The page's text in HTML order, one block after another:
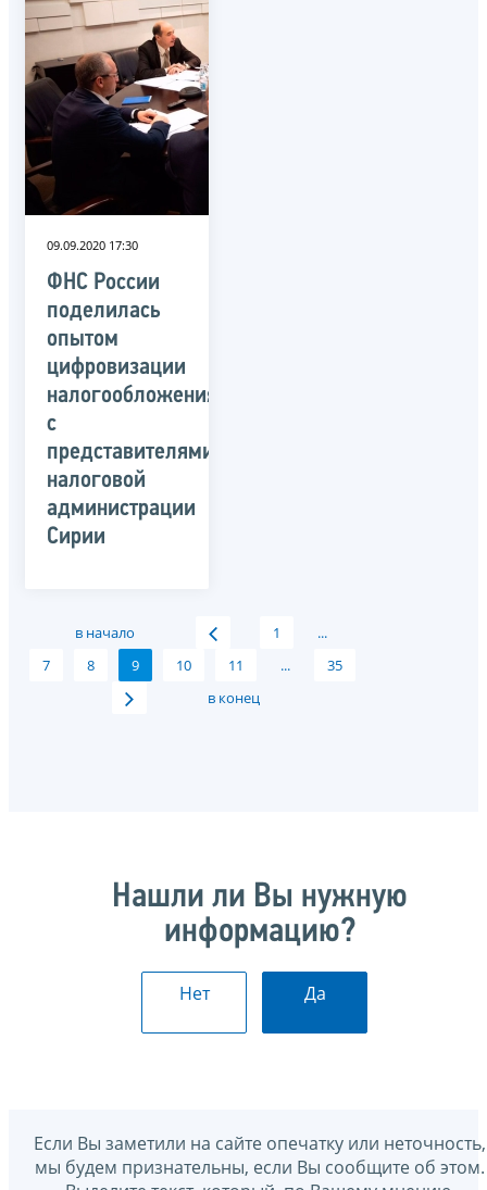
09.09.2020 17:30
ФНС России
поделилась
опытом
цифровизации
налогообложения
с
представителями
налоговой
администрации
Сирии
в начало 1
...
7
8 9 10 11 ...
35
в конец
Нашли ли Вы нужную
информацию?
Нет Да
Если Вы заметили на сайте опечатку или неточность,
мы будем признательны, если Вы сообщите об этом.